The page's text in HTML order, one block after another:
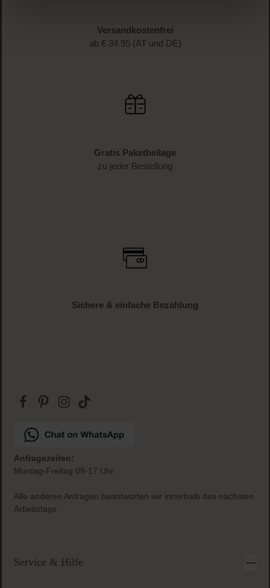
Versandkostenfrei
ab € 34.95 (AT und DE)
Gratis Paketbeilage
zu jeder Bestellung
Sichere & einfache Bezahlung
Anfragezeiten:
Montag-Freitag 09-17 Uhr
Alle anderen Anfragen beantworten wir innerhalb des nächsten
Arbeitstags
Service & Hilfe